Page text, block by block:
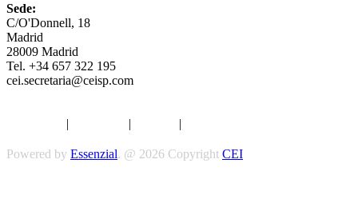
Sede:
C/O'Donnell, 18
Madrid
28009 Madrid
Tel. +34 657 322 195
cei.secretaria@ceisp.com
| | |
Powered by Essenzial. @ 2026 Copyright CEI